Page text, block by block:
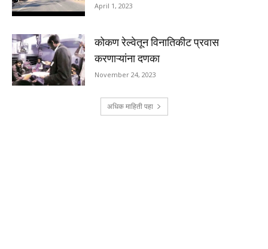
April 1, 2023
कोकण रेल्वेतून विनातिकीट प्रवास
करणाऱ्यांना दणका
November 24, 2023
अधिक माहिती पहा